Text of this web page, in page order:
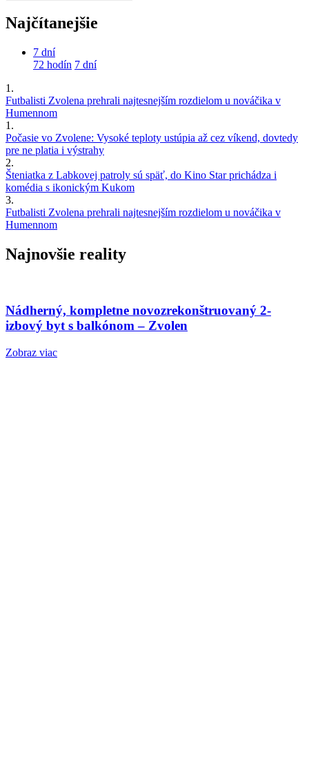
Najčítanejšie
7 dní
72 hodín 7 dní
1.
Futbalisti Zvolena prehrali najtesnejším rozdielom u nováčika v
Humennom
1.
Počasie vo Zvolene: Vysoké teploty ustúpia až cez víkend, dovtedy
pre ne platia i výstrahy
2.
Šteniatka z Labkovej patroly sú späť, do Kino Star prichádza i
komédia s ikonickým Kukom
3.
Futbalisti Zvolena prehrali najtesnejším rozdielom u nováčika v
Humennom
Najnovšie reality
Nádherný, kompletne novozrekonštruovaný 2-
izbový byt s balkónom – Zvolen
Zobraz viac